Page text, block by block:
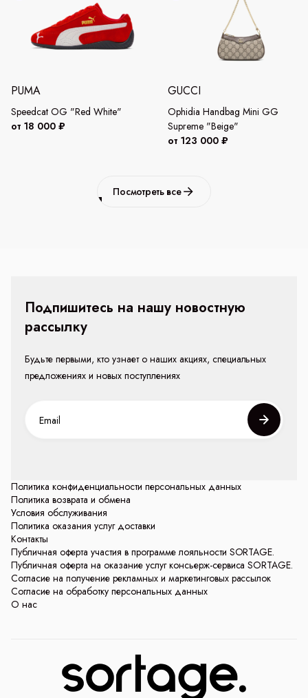
PUMA
Speedcat OG "Red White"
от 18 000 ₽
GUCCI
Ophidia Handbag Mini GG
Supreme "Beige"
от 123 000 ₽
Посмотреть все
Политика конфиденциальности персональных данных
Политика возврата и обмена
Условия обслуживания
Политика оказания услуг доставки
Контакты
Публичная оферта участия в программе лояльности SORTAGE.
Публичная оферта на оказание услуг консьерж-сервиса SORTAGE.
Согласие на получение рекламных и маркетинговых рассылок
Согласие на обработку персональных данных
О нас
Подпишитесь на нашу новостную
рассылку
Будьте первыми, кто узнает о наших акциях, специальных
предложениях и новых поступлениях